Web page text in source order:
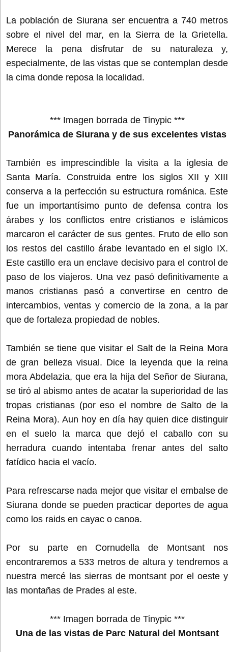
La población de Siurana ser encuentra a 740 metros
sobre el nivel del mar, en la Sierra de la Grietella.
Merece la pena disfrutar de su naturaleza y,
especialmente, de las vistas que se contemplan desde
la cima donde reposa la localidad.
*** Imagen borrada de Tinypic ***
Panorámica de Siurana y de sus excelentes vistas
También es imprescindible la visita a la iglesia de
Santa María. Construida entre los siglos XII y XIII
conserva a la perfección su estructura románica. Este
fue un importantísimo punto de defensa contra los
árabes y los conflictos entre cristianos e islámicos
marcaron el carácter de sus gentes. Fruto de ello son
los restos del castillo árabe levantado en el siglo IX.
Este castillo era un enclave decisivo para el control de
paso de los viajeros. Una vez pasó definitivamente a
manos cristianas pasó a convertirse en centro de
intercambios, ventas y comercio de la zona, a la par
que de fortaleza propiedad de nobles.
También se tiene que visitar el Salt de la Reina Mora
de gran belleza visual. Dice la leyenda que la reina
mora Abdelazia, que era la hija del Señor de Siurana,
se tiró al abismo antes de acatar la superioridad de las
tropas cristianas (por eso el nombre de Salto de la
Reina Mora). Aun hoy en día hay quien dice distinguir
en el suelo la marca que dejó el caballo con su
herradura cuando intentaba frenar antes del salto
fatídico hacia el vacío.
Para refrescarse nada mejor que visitar el embalse de
Siurana donde se pueden practicar deportes de agua
como los raids en cayac o canoa.
Por su parte en Cornudella de Montsant nos
encontraremos a 533 metros de altura y tendremos a
nuestra mercé las sierras de montsant por el oeste y
las montañas de Prades al este.
*** Imagen borrada de Tinypic ***
Una de las vistas de Parc Natural del Montsant